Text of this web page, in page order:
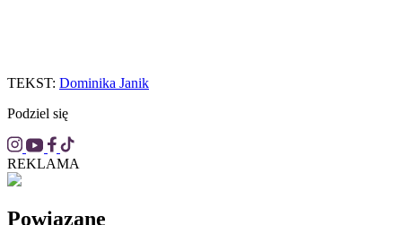
TEKST: Dominika Janik
Podziel się
REKLAMA
Powiązane